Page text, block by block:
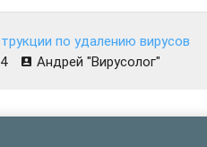
по удалению вирусов
Андрей "Вирусолог"